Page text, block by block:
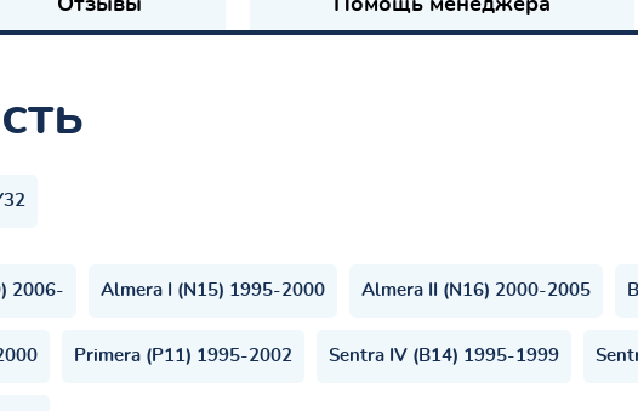
Отзывы Помощь менеджера
2006- Almera I (N15) 1995-2000 Almera II (N16) 2000-2005
Primera (P11) 1995-2002 Sentra IV (B14) 1995-1999